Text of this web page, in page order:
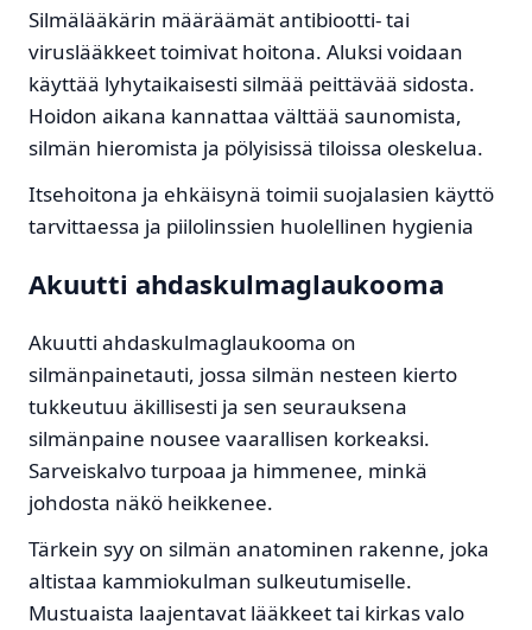
Silmälääkärin määräämät antibiootti- tai
viruslääkkeet toimivat hoitona. Aluksi voidaan
käyttää lyhytaikaisesti silmää peittävää sidosta.
Hoidon aikana kannattaa välttää saunomista,
silmän hieromista ja pölyisissä tiloissa oleskelua.
Itsehoitona ja ehkäisynä toimii suojalasien käyttö
tarvittaessa ja piilolinssien huolellinen hygienia
Akuutti ahdaskulmaglaukooma
Akuutti ahdaskulmaglaukooma on
silmänpainetauti, jossa silmän nesteen kierto
tukkeutuu äkillisesti ja sen seurauksena
silmänpaine nousee vaarallisen korkeaksi.
Sarveiskalvo turpoaa ja himmenee, minkä
johdosta näkö heikkenee.
Tärkein syy on silmän anatominen rakenne, joka
altistaa kammiokulman sulkeutumiselle.
Mustuaista laajentavat lääkkeet tai kirkas valo